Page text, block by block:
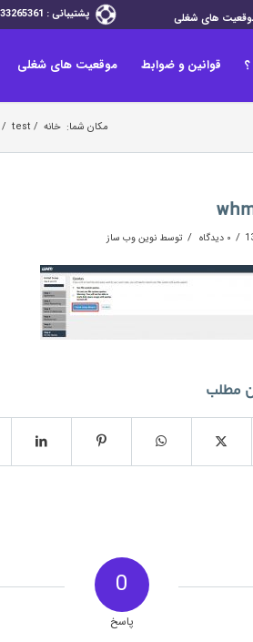
های شغلی پشتیبانی : 33265361-013 الی 62
قوانین و ضوابط موقعیت های شغلی
مکان شما: خانه /
test
/
/ ۰ دیدگاه / توسطنوین وب ساز
مطلب
0
پاسخ